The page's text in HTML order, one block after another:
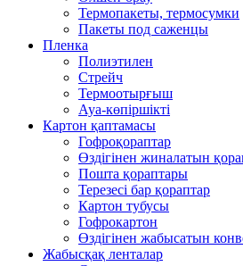
Термопакеты, термосумки
Пакеты под саженцы
Пленка
Полиэтилен
Стрейч
Термоотырғыш
Ауа-көпіршікті
Картон қаптамасы
Гофроқораптар
Өздігінен жиналатын
Пошта қораптары
Терезесі бар қораптар
Картон тубусы
Гофрокартон
Өздігінен жабысатын
Жабысқақ ленталар